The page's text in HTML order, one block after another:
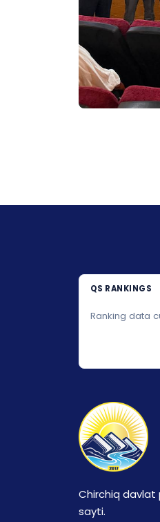
QS RANKINGS
Ranking data
Chirchiq
sayti.